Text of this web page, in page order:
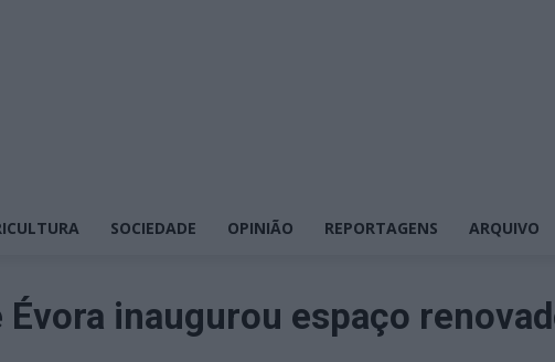
SOCIEDADE OPINIÃO REPORTAGENS ARQUIVO
inaugurou espaço